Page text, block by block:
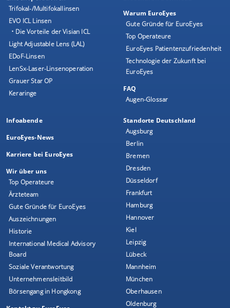
Trifokal-/Multifokallinsen
EVO ICL Linsen
• Die Vorteile der Visian ICL
Light Adjustable Lens (LAL)
EDoF-Linsen
LenSx-Laser-Linsenoperation
Grauer Star OP
Keraringe
Warum EuroEyes
Gute Gründe für EuroEyes
Top Operateure
EuroEyes Patientenzufriedenheit
Technologie der Zukunft bei
EuroEyes
FAQ
Augen-Glossar
Infoabende
EuroEyes-News
Karriere bei EuroEyes
Wir über uns
Top Operateure
Ärzteteam
Gute Gründe für EuroEyes
Auszeichnungen
Historie
International Medical Advisory
Board
Soziale Verantwortung
Unternehmensleitbild
Börsengang in Hongkong
Standorte Deutschland
Augsburg
Berlin
Bremen
Dresden
Düsseldorf
Frankfurt
Hamburg
Hannover
Kiel
Leipzig
Lübeck
Mannheim
München
Oberhausen
Oldenburg